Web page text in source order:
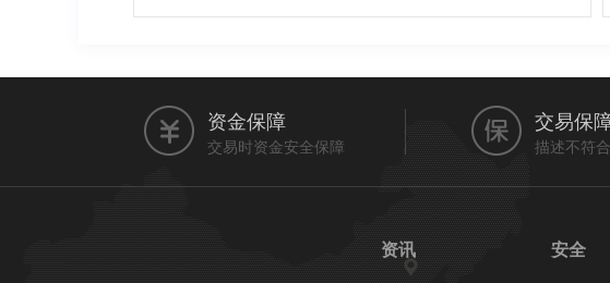
资金保障
交易时资金安全保障
交易保
描述不符
资讯 安全